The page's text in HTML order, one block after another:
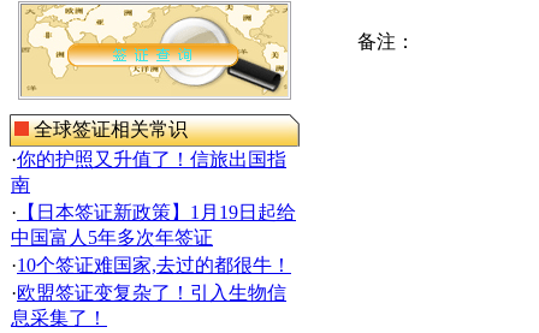
全球签证相关常识
·你的护照又升值了！信旅出国指
南
· 【日本签证新政策】1月19日起给
中国富人5年多次年签证
·10个签证难国家,去过的都很牛！
·欧盟签证变复杂了！引入生物信
息采集了！
备注：